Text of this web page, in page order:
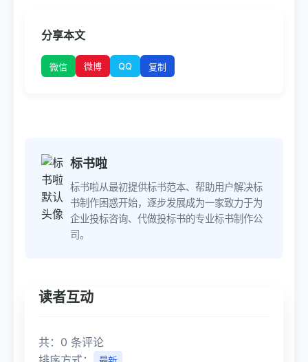
分享本文
微信 微博 QQ 复制
标书啦
标书啦从最初提供标书范本、帮助用户解决标
书制作困惑开始，逐步发展成为一家致力于为
企业投标咨询、代做投标书的专业标书制作公
司。
读者互动
共：0 条评论